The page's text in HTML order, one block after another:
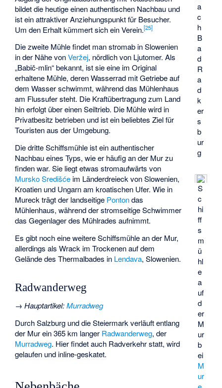
a
c
h
B
a
d
R
a
d
k
er
s
b
ur
g
S
c
hi
ff
s
m
ü
hl
e
a
uf
d
er
M
ur
b
ei
M
ur
bildet die heutige einen authentischen Nachbau und
ist ein attraktiver Anziehungspunkt für Besucher.
Um den Erhalt kümmert sich ein Verein.[25]
Die zweite Mühle findet man stromab in Slowenien
in der Nähe vonVeržej, nördlich von Ljutomer. Als
„Babič-mlin“ bekannt, ist sie eine im Original
erhaltene Mühle, deren Wasserrad mit Getriebe auf
dem Wasser schwimmt, während das Mühlenhaus
am Flussufer steht. Die Kraftübertragung zum Land
hin erfolgt über einen Seiltrieb. Die Mühle wird in
Privatbesitz betrieben und ist ein beliebtes Ziel für
Touristen aus der Umgebung.
Die dritte Schiffsmühle ist ein authentischer
Nachbau eines Typs, wie er häufig an der Mur zu
finden war. Sie liegt etwas stromaufwärts von
Mursko Središće im Länderdreieck von Slowenien,
Kroatien und Ungarn am kroatischen Ufer. Wie in
Mureck trägt der landseitige Pontondas
Mühlenhaus, während der stromseitige Schwimmer
das Gegenlager des Mühlrades aufnimmt.
Es gibt noch eine weitere Schiffsmühle an der Mur,
allerdings als Wrack im Trockenen auf dem
Gelände des Thermalbades in Lendava, Slowenien.
Radwanderweg
→Hauptartikel:Murradweg
Durch Salzburg und die Steiermark verläuft entlang
der Mur ein 365 km langer Radwanderweg, der
Murradweg. Hier findet auch Radverkehr statt, wird
gelaufen und inline-geskatet.